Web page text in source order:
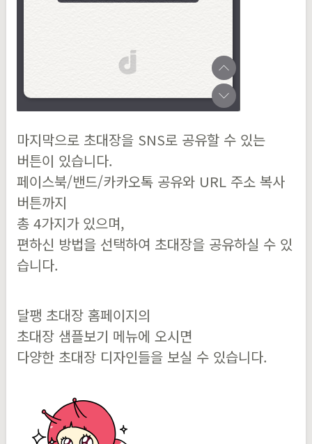
마지막으로 초대장을 SNS로 공유할 수 있는
버튼이 있습니다.
페이스북/밴드/카카오톡 공유와 URL 주소 복사
버튼까지
총 4가지가 있으며,
편하신 방법을 선택하여 초대장을 공유하실 수 있
습니다.
달팽 초대장 홈페이지의
초대장 샘플보기 메뉴에 오시면
다양한 초대장 디자인들을 보실 수 있습니다.